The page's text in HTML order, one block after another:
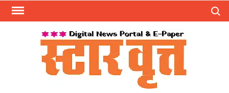
Skip